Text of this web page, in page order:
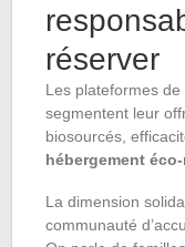
réserver
Les plateformes
segmentent leur
biosourcés,
hébergement
La dimension
communauté